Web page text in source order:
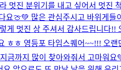
멋진 분위기를 내고 싶어서 멋
요🍈💚 많은 관심주시고 바위게
게 멋진 상 주셔서 감사드립니
ㅎㅎ 영등포 타임스퀘어~~!!! 오
금까지 많이 찾아와줘서 고마워